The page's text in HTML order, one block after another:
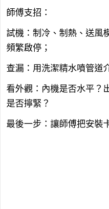
師傅支招：
試機：制冷、制熱、送風
頻繁啟停；
查漏：用洗潔精水噴管道
看外觀：內機是否水平？
是否擰緊？
最後一步：讓師傅把安裝